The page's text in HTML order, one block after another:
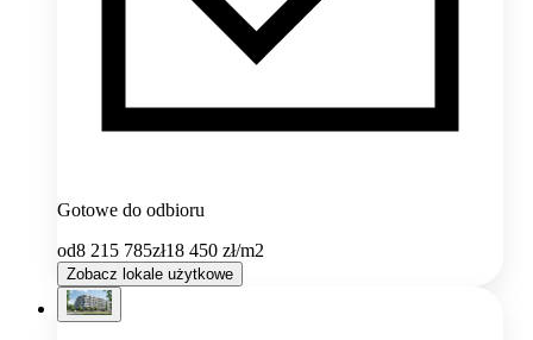
Gotowe do odbioru
od8 215 785zł18 450 zł/m2
Zobacz lokale użytkowe